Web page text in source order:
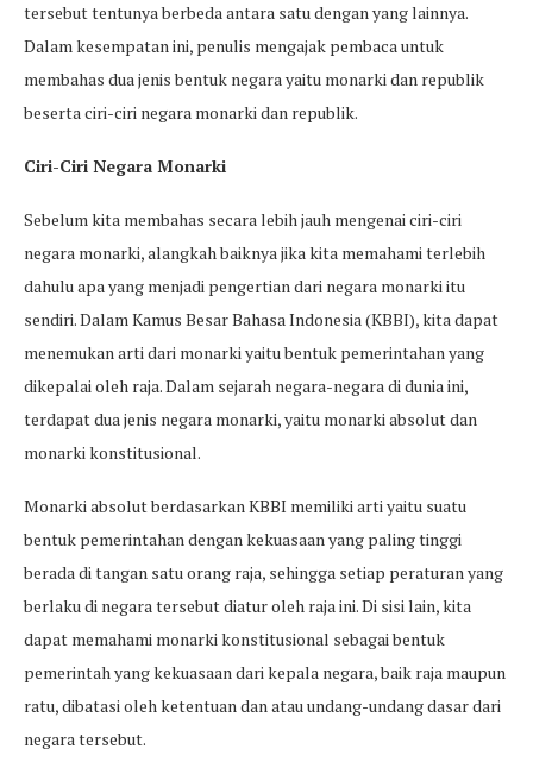
tersebut tentunya berbeda antara satu dengan yang lainnya.
Dalam kesempatan ini, penulis mengajak pembaca untuk
membahas dua jenis bentuk negara yaitu monarki dan republik
beserta ciri-ciri negara monarki dan republik.
Ciri-Ciri Negara Monarki
Sebelum kita membahas secara lebih jauh mengenai ciri-ciri
negara monarki, alangkah baiknya jika kita memahami terlebih
dahulu apa yang menjadi pengertian dari negara monarki itu
sendiri. Dalam Kamus Besar Bahasa Indonesia (KBBI), kita dapat
menemukan arti dari monarki yaitu bentuk pemerintahan yang
dikepalai oleh raja. Dalam sejarah negara-negara di dunia ini,
terdapat dua jenis negara monarki, yaitu monarki absolut dan
monarki konstitusional.
Monarki absolut berdasarkan KBBI memiliki arti yaitu suatu
bentuk pemerintahan dengan kekuasaan yang paling tinggi
berada di tangan satu orang raja, sehingga setiap peraturan yang
berlaku di negara tersebut diatur oleh raja ini. Di sisi lain, kita
dapat memahami monarki konstitusional sebagai bentuk
pemerintah yang kekuasaan dari kepala negara, baik raja maupun
ratu, dibatasi oleh ketentuan dan atau undang-undang dasar dari
negara tersebut.